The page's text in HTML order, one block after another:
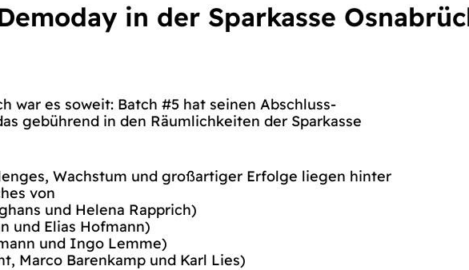
in der Sparkasse
war es soweit: Batch #5 hat seinen Abschluss-
gebührend in den Räumlichkeiten der Sparkasse
Wachstum und großartiger Erfolge liegen hinter
von
und Helena Rapprich)
und Elias Hofmann)
und Ingo Lemme)
Marco Barenkamp und Karl Lies)